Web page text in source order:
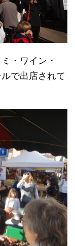
・ワイン・
で出店されて